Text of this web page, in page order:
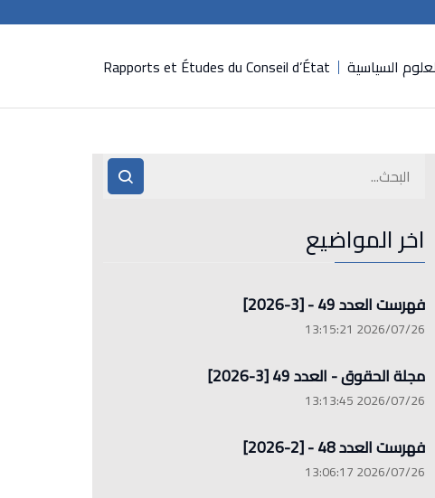
السياسية Rapports et Études du Conseil d’État
اخر المواضيع
فهرست العدد 49 - [3-2026]
2026/07/26 13:15:21
مجلة الحقوق - العدد 49 [3-2026]
2026/07/26 13:13:45
فهرست العدد 48 - [2-2026]
2026/07/26 13:06:17